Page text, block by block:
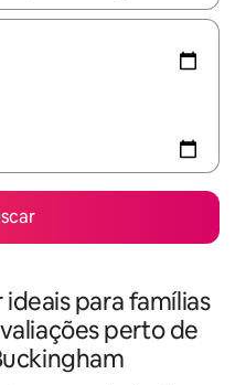
para famílias
perto de